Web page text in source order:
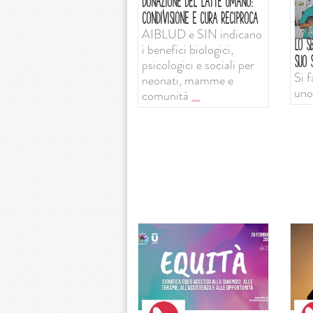
CONDIVISIONE E CURA RECIPROCA
AIBLUD e SIN indicano
i benefici biologici,
psicologici e sociali per
neonati, mamme e
comunità ...
LO
SUO
Si